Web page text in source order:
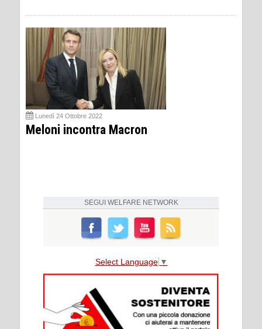
Lunedì 24 Ottobre 2022
Meloni incontra Macron
SEGUI WELFARE NETWORK
Select Language ▼